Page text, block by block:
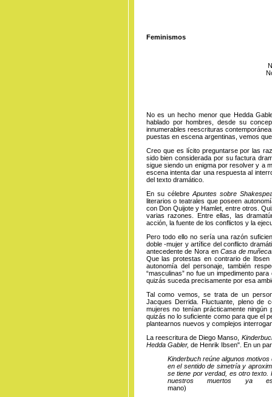
Feminismos
No es un hecho menor que Hedda
hablado por hombres, desde su
innumerables reescrituras
puestas en escena argentinas, vemos
Creo que es lícito preguntarse por las
sido bien considerada por su factura
sigue siendo un enigma por resolver y a
escena intenta dar una respuesta al
del texto dramático.
En su célebre Apuntes sobre
literarios o teatrales que poseen
con Don Quijote y Hamlet, entre otros.
varias razones. Entre ellas, las
acción, la fuente de los conflictos y la
Pero todo ello no sería una razón
doble -mujer y artífice del conflicto
antecedente de Nora enCasa de
Que las protestas en contrario de
autonomía del personaje, también
“masculinas” no fue un impedimento
quizás suceda precisamente por esa
Tal como vemos, se trata de un
Jacques Derrida. Fluctuante, pleno de
mujeres no tenían prácticamente
quizás no lo suficiente como para que el
plantearnos nuevos y complejos
La reescritura de Diego Manso,
Hedda Gabler, de Henrik Ibsen". En un
Kinderbuch reúne algunos
en el sentido de simetría y
se tiene por verdad, es otro texto.
nuestros muertos ya